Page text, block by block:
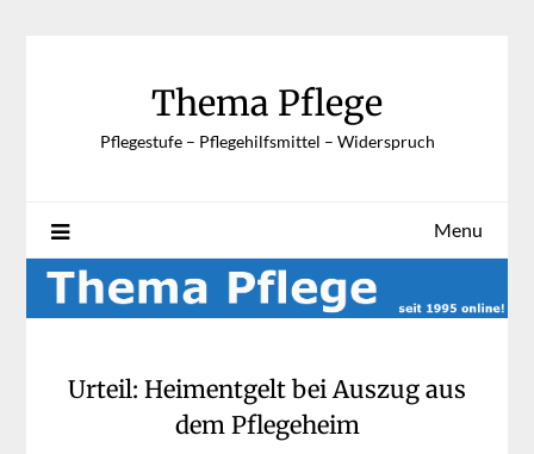
Thema Pflege
Pflegestufe – Pflegehilfsmittel – Widerspruch
Menu
Urteil: Heimentgelt bei Auszug aus
dem Pflegeheim